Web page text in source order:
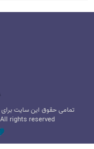
تمامی حقوق این سایت برای
rights reserved